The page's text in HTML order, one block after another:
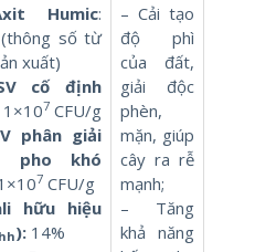
Humic:
số từ
xuất)
cố định
1×107 CFU/g
phân giải
pho khó
7 CFU/g
hữu hiệu
hh): 14%
– Cải tạo
độ phì
của đất,
giải độc
phèn,
mặn, giúp
cây ra rễ
mạnh;
– Tăng
khả năng